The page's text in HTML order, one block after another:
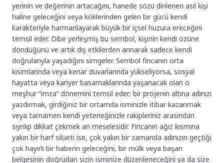
yerinin ve değerinin artacağını, hanede sözü dinlenen asıl kişi
haline geleceğini veya köklerinden gelen bir gücü kendi
karakteriyle harmanlayarak büyük bir içsel huzura ereceğini
temsil eder. Dibe yerleşmiş bu sembol, kişinin kendi özüne
döndüğünü ve artık dış etkilerden arınarak sadece kendi
doğrularıyla yaşadığını simgeler. Sembol fincanın orta
kısımlarında veya kenar duvarlarında yükseliyorsa, sosyal
hayatta veya kariyer basamaklarında yaşanacak olan o
meşhur “imza” dönemini temsil eder; bir projenin altına adınızı
yazdırmak, girdiğiniz bir ortamda isminizle itibar kazanmak
veya tamamen kendi yeteneğinizle rakipleriniz arasından
sıyrılıp dikkat çekmek an meselesidir. Fincanın ağız kısmına
yakın bir harf silüeti ise, çok yakın bir zamanda adınızın geçtiği
çok hayırlı bir haberin geleceğini, bir mülk veya başarı
belgesinin doğrudan sizin isminize düzenleneceğini ya da size